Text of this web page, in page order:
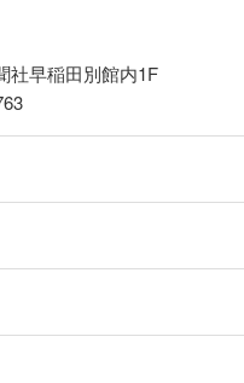
社早稲田別館内1F